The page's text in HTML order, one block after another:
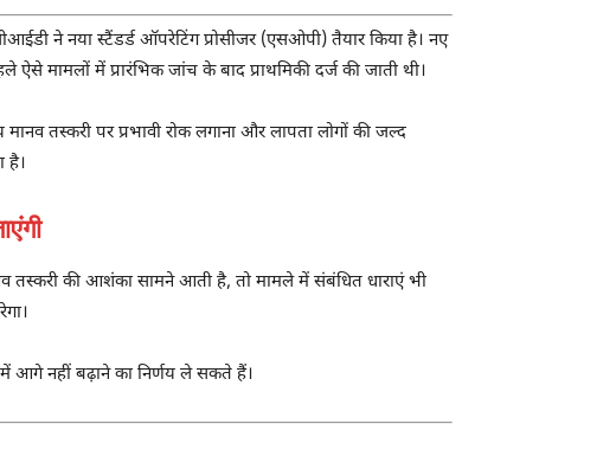
ने नया स्टैंडर्ड ऑपरेटिंग प्रोसीजर (एसओपी) तैयार किया है। नए
मामलों में प्रारंभिक जांच के बाद प्राथमिकी दर्ज की जाती थी।
तस्करी पर प्रभावी रोक लगाना और लापता लोगों की जल्द
है।
की आशंका सामने आती है, तो मामले में संबंधित धाराएं भी
आगे नहीं बढ़ाने का निर्णय ले सकते हैं।